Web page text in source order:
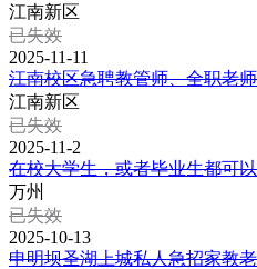
江南新区
已失效
2025-11-11
江南校区急聘教管师、全职老师
江南新区
已失效
2025-11-2
在校大学生，或者毕业生都可
万州
已失效
2025-10-13
申明坝圣湖上城私人急招家教